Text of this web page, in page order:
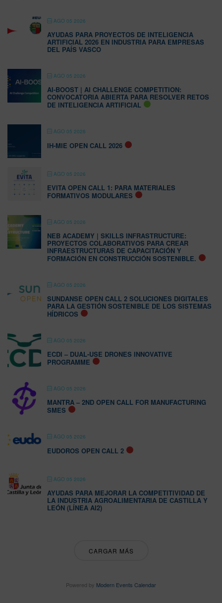
AGO 05 2026
AYUDAS PARA PROYECTOS DE INTELIGENCIA
ARTIFICIAL 2026 EN INDUSTRIA PARA EMPRESAS
DEL PAÍS VASCO
AGO 05 2026
AI-BOOST | AI CHALLENGE COMPETITION:
CONVOCATORIA ABIERTA PARA RESOLVER RETOS
DE INTELIGENCIA ARTIFICIAL
AGO 05 2026
IH-MIE OPEN CALL 2026
AGO 05 2026
EVITA OPEN CALL 1: PARA MATERIALES
FORMATIVOS MODULARES
AGO 05 2026
NEB ACADEMY | SKILLS INFRASTRUCTURE:
PROYECTOS COLABORATIVOS PARA CREAR
INFRAESTRUCTURAS DE CAPACITACIÓN Y
FORMACIÓN EN CONSTRUCCIÓN SOSTENIBLE.
AGO 05 2026
SUNDANSE OPEN CALL 2 SOLUCIONES DIGITALES
PARA LA GESTIÓN SOSTENIBLE DE LOS SISTEMAS
HÍDRICOS
AGO 05 2026
ECDI – DUAL-USE DRONES INNOVATIVE
PROGRAMME
AGO 05 2026
MANTRA – 2ND OPEN CALL FOR MANUFACTURING
SMES
AGO 05 2026
EUDOROS OPEN CALL 2
AGO 05 2026
AYUDAS PARA MEJORAR LA COMPETITIVIDAD DE
LA INDUSTRIA AGROALIMENTARIA DE CASTILLA Y
LEÓN (LÍNEA AI2)
CARGAR MÁS
Powered by Modern Events Calendar